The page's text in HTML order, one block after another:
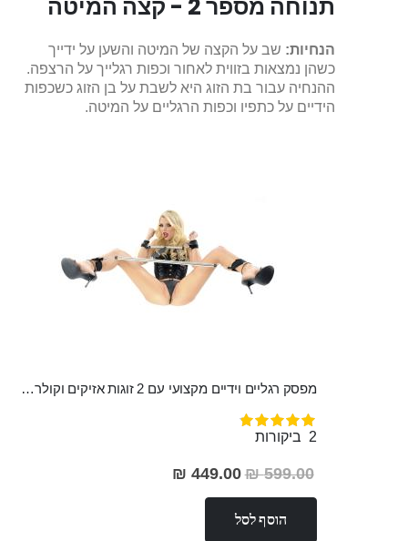
תנוחה מספר 2 - קצה המיטה
הנחיות: שב על הקצה של המיטה והשען על ידייך
כשהן נמצאות בזווית לאחור וכפות רגלייך על הרצפה.
ההנחיה עבור בת הזוג היא לשבת על בן הזוג כשכפות
הידיים על כתפיו וכפות הרגליים על המיטה.
מפסק רגליים וידיים מקצועי עם 2 זוגות אזיקים וקולר למגוון תנוחות מפתות
דירוג:
100%
2 ביקורות
599.00 ₪
מחיר
449.00 ₪
הוסף לסל